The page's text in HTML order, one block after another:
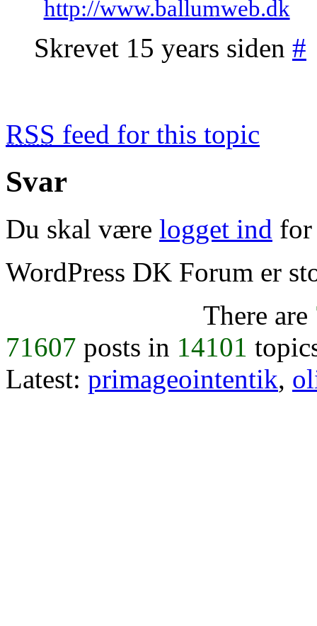
http://www.ballumweb.dk
Skrevet 15 years siden #
RSS feed for this topic
Svar
Du skal være logget ind for
WordPress DK Forum er
There are
71607 posts in 14101
Latest: primageointentik,